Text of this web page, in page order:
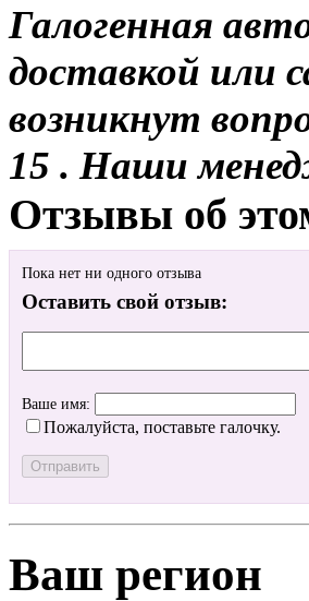
Галогенная
доставкой или
возникнут
15 . Наши
Отзывы об
Пока нет ни одного отзыва
Оставить свой отзыв:
Ваше имя:
Пожалуйста, поставьте галочку.
Ваш регион